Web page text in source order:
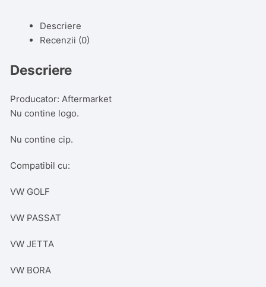
Descriere
Recenzii (0)
Descriere
Producator: Aftermarket
Nu contine logo.
Nu contine cip.
Compatibil cu:
VW GOLF
VW PASSAT
VW JETTA
VW BORA